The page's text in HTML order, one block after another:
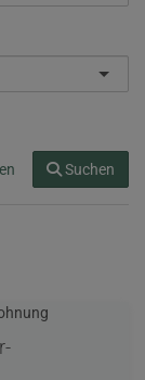
Suchen